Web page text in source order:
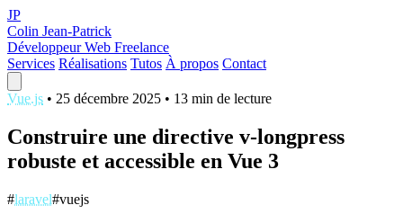
JP
Colin Jean-Patrick
Développeur Web Freelance
Services Réalisations Tutos À propos Contact
Vue.js • 25 décembre 2025 • 13 min de lecture
Construire une directive v-longpress
robuste et accessible en Vue 3
#laravel#vuejs